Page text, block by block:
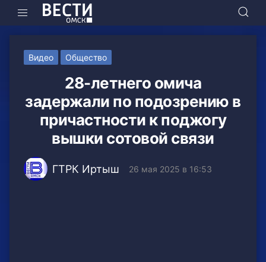
Видео Общество
28-летнего омича
задержали по подозрению в
причастности к поджогу
вышки сотовой связи
ГТРК Иртыш 26 мая 2025 в 16:53